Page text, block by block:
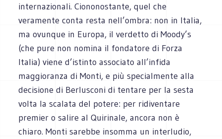
internazionali. Ciononostante, quel che
veramente conta resta nell’ombra: non in Italia,
ma ovunque in Europa, il verdetto di Moody’s
(che pure non nomina il fondatore di Forza
Italia) viene d’istinto associato all’infida
maggioranza di Monti, e più specialmente alla
decisione di Berlusconi di tentare per la sesta
volta la scalata del potere: per ridiventare
premier o salire al Quirinale, ancora non è
chiaro. Monti sarebbe insomma un interludio,